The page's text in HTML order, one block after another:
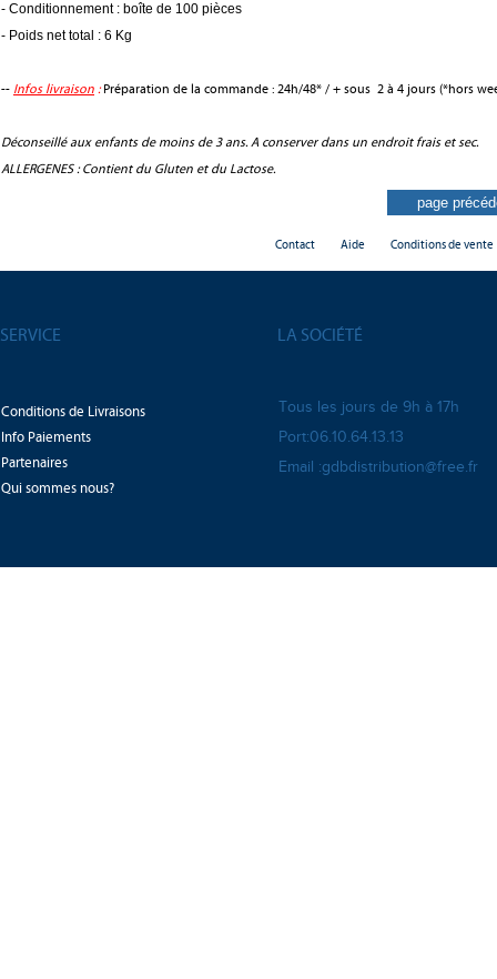
- Conditionnement : boîte de 100 pièces
- Poids net total : 6 Kg
-- Infos livraison :Préparation de la commande : 24h/48* / + sous 2 à 4 jours (*hors
Déconseillé aux enfants de moins de 3 ans. A conserver dans un endroit frais et sec.
ALLERGENES : Contient du Gluten et du Lactose.
Contact Aide Conditions de vente
SERVICE LA SOCIÉTÉ
Conditions de Livraisons
Info Paiements
Partenaires
Qui sommes nous?
Tous les jours de 9h à 17h
Port:06.10.64.13.13
Email :gdbdistribution@free.fr